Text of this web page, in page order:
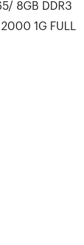
8GB DDR3
1G FULL